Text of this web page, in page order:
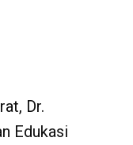
Dr.
Edukasi